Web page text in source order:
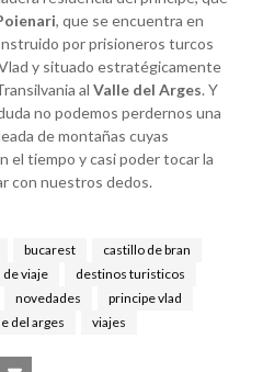
, que se encuentra en
por prisioneros turcos
y situado estratégicamente
al Valle del Arges. Y
no podemos perdernos una
de montañas cuyas
el tiempo y casi poder tocar la
con nuestros dedos.
bucarest
castillo de bran
de viaje
destinos turisticos
novedades
principe vlad
del arges viajes